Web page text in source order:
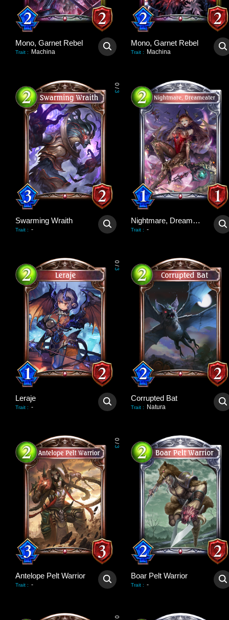
Mono, Garnet Rebel
Trait : Machina
Mono, Garnet Rebel
Trait : Machina
0
/
3
Swarming Wraith
Trait : -
Nightmare, Dreameater
Trait : -
0
/
3
Leraje
Trait : -
Corrupted Bat
Trait : Natura
0
/
3
Antelope Pelt Warrior
Trait : -
Boar Pelt Warrior
Trait : -
0